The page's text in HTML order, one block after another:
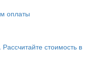
оплаты
стоимость в